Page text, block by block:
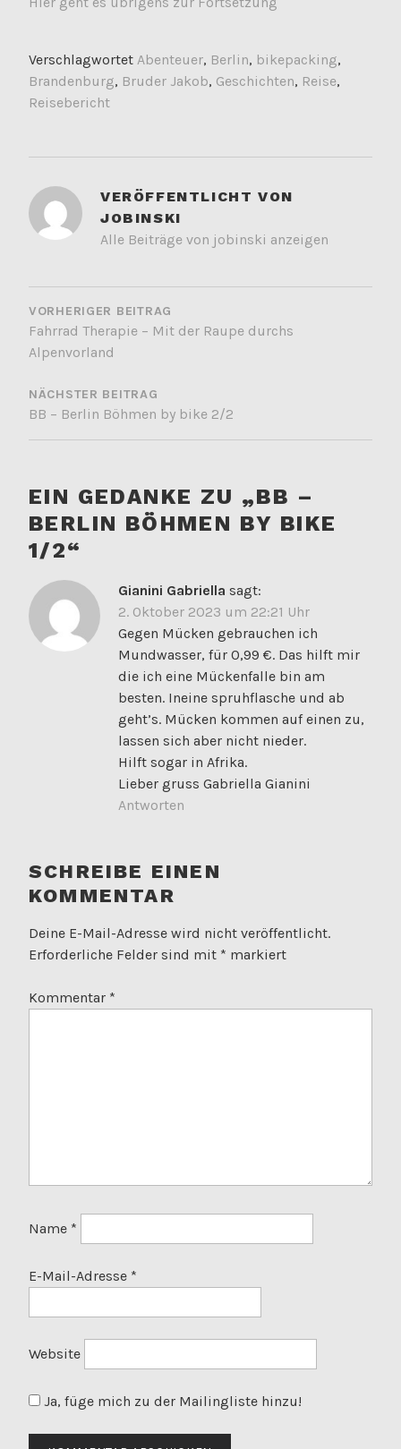
Verschlagwortet Abenteuer, Berlin, bikepacking,
Brandenburg, Bruder Jakob, Geschichten, Reise,
Reisebericht
VERÖFFENTLICHT VON
JOBINSKI
Alle Beiträge von jobinski anzeigen
BEITRAGSNAVIGATION
VORHERIGER BEITRAG
Fahrrad Therapie – Mit der Raupe durchs
Alpenvorland
NÄCHSTER BEITRAG
BB – Berlin Böhmen by bike 2/2
EIN GEDANKE ZU „BB –
BERLIN BÖHMEN BY BIKE
1/2“
Gianini Gabriella sagt:
2. Oktober 2023 um 22:21 Uhr
Gegen Mücken gebrauchen ich
Mundwasser, für 0,99 €. Das hilft mir
die ich eine Mückenfalle bin am
besten. Ineine spruhflasche und ab
geht’s. Mücken kommen auf einen zu,
lassen sich aber nicht nieder.
Hilft sogar in Afrika.
Lieber gruss Gabriella Gianini
Antworten
SCHREIBE EINEN
KOMMENTAR
Deine E-Mail-Adresse wird nicht veröffentlicht.
Erforderliche Felder sind mit * markiert
Kommentar *
Name *
E-Mail-Adresse *
Website
Ja, füge mich zu der Mailingliste hinzu!